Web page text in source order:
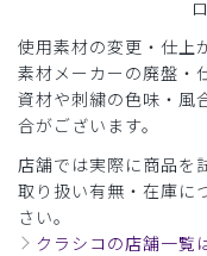
サイズ感小さめ
ストレッチ感 よく伸
厚さとても薄い
このシリーズ、全色
ん
商品：A53メンズ:
ドー/M
使用素材の変更・仕上
素材メーカーの廃盤・
資材や刺繍の色味・風
合がございます。
店舗では実際に商品を
取り扱い有無・在庫に
さい。
クラシコの店舗一覧